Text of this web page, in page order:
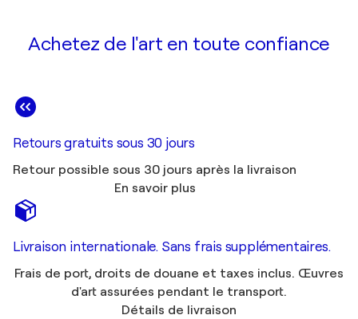
Achetez de l'art en toute confiance
Retours gratuits sous 30 jours
Retour possible sous 30 jours après la livraison
En savoir plus
Livraison internationale. Sans frais supplémentaires.
Frais de port, droits de douane et taxes inclus. Œuvres
d'art assurées pendant le transport.
Détails de livraison